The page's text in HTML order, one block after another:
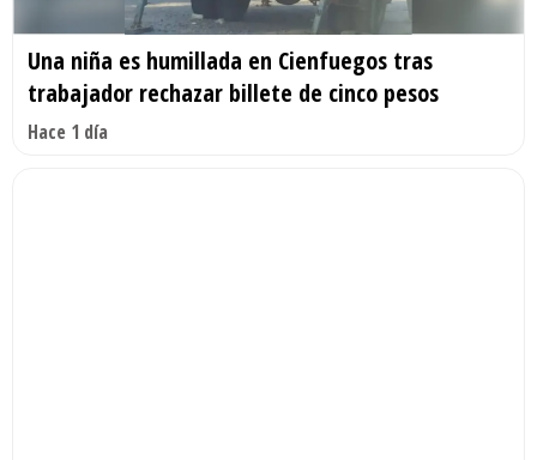
Una niña es humillada en Cienfuegos tras
trabajador rechazar billete de cinco pesos
Hace 1 día